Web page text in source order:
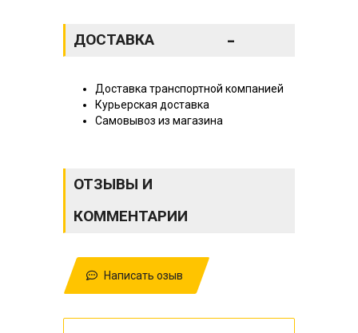
ДОСТАВКА -
Доставка транспортной компанией
Курьерская доставка
Самовывоз из магазина
ОТЗЫВЫ И
КОММЕНТАРИИ
Написать озыв